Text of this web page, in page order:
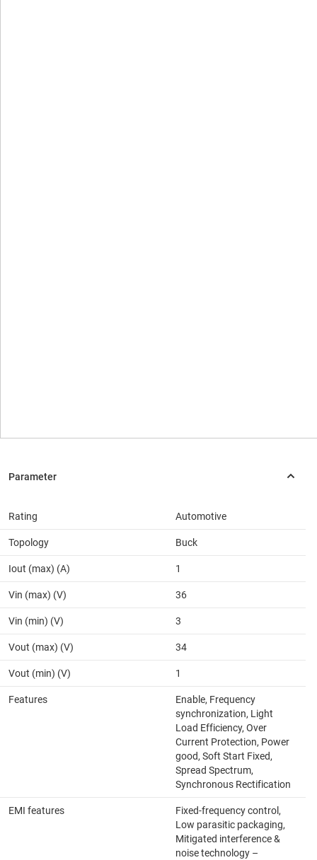
Rating Automotive
Topology Buck
Iout (max) (A) 1
Vin (max) (V) 36
Vin (min) (V) 3
Vout (max) (V) 34
Vout (min) (V) 1
Features
Enable, Frequency
synchronization, Light
Load Efficiency, Over
Current Protection, Power
good, Soft Start Fixed,
Spread Spectrum,
Synchronous Rectification
EMI features
Fixed-frequency control,
Low parasitic packaging,
Mitigated interference &
noise technology –